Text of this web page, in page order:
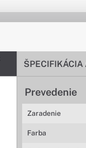
ŠPECIFIKÁCIA
Prevedenie
Zaradenie
Farba